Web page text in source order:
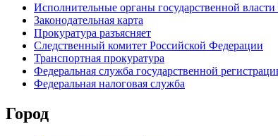
Исполнительные органы государственной
Законодательная карта
Прокуратура разъясняет
Следственный комитет Российской Федерации
Транспортная прокуратура
Федеральная служба государственной
Федеральная налоговая служба
Город